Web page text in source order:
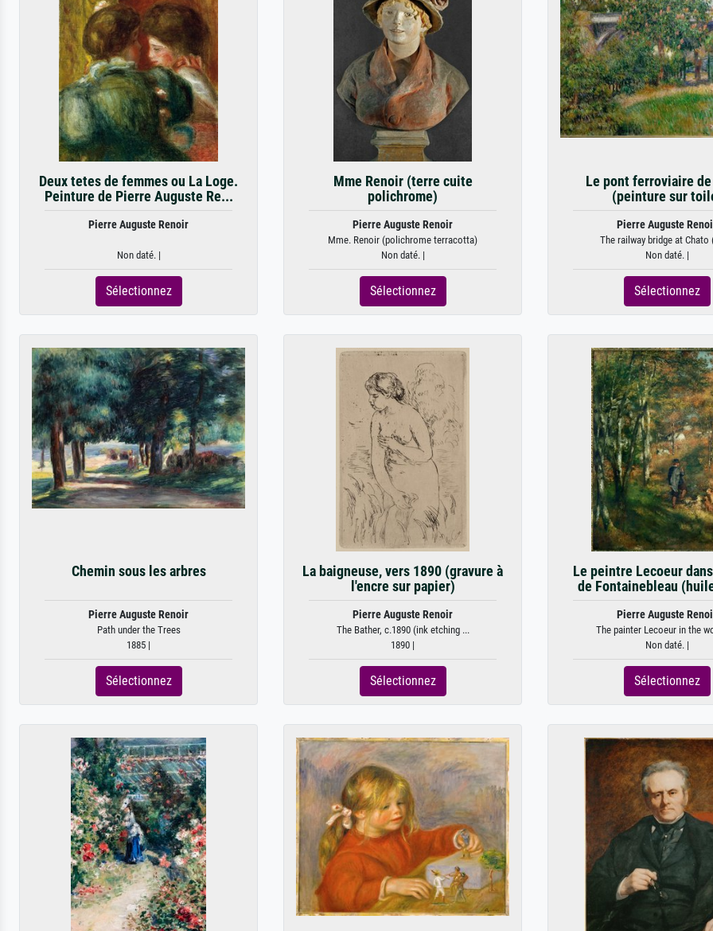
Deux tetes de femmes ou La Loge.
Peinture de Pierre Auguste Re...
Pierre Auguste Renoir
Non daté. |
Sélectionnez
Mme Renoir (terre cuite
polichrome)
Pierre Auguste Renoir
Mme. Renoir (polichrome terracotta)
Non daté. |
Sélectionnez
Le pont ferroviaire
(peinture sur
Pierre Auguste
The railway bridge at Chato
Non daté. |
Sélectionnez
Chemin sous les arbres
Pierre Auguste Renoir
Path under the Trees
1885 |
Sélectionnez
La baigneuse, vers 1890 (gravure à
l'encre sur papier)
Pierre Auguste Renoir
The Bather, c.1890 (ink etching ...
1890 |
Sélectionnez
Le peintre Lecoeur
de Fontainebleau
Pierre Auguste
The painter Lecoeur in the
Non daté. |
Sélectionnez